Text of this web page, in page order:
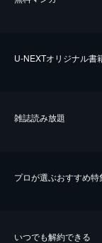
U-NEXTオリジナル書
雑誌読み放題
プロが選ぶおすすめ特
いつでも解約できる